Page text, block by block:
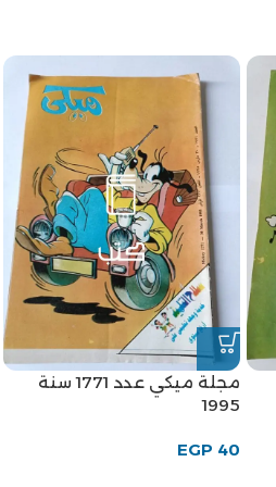
مجلة ميكي عدد 1771 سنة
1995
EGP 40